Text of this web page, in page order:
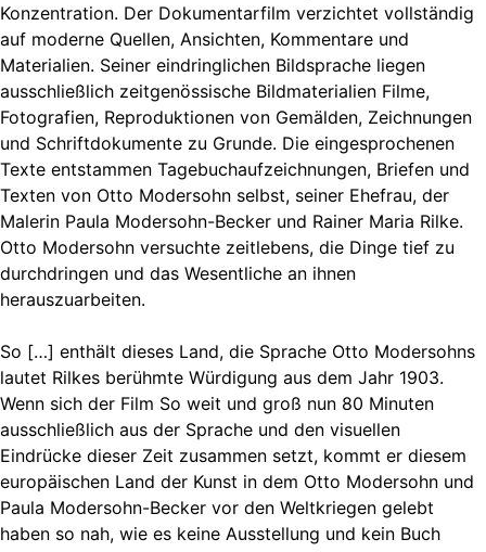
Konzentration. Der Dokumentarfilm verzichtet vollständig
auf moderne Quellen, Ansichten, Kommentare und
Materialien. Seiner eindringlichen Bildsprache liegen
ausschließlich zeitgenössische Bildmaterialien Filme,
Fotografien, Reproduktionen von Gemälden, Zeichnungen
und Schriftdokumente zu Grunde. Die eingesprochenen
Texte entstammen Tagebuchaufzeichnungen, Briefen und
Texten von Otto Modersohn selbst, seiner Ehefrau, der
Malerin Paula Modersohn-Becker und Rainer Maria Rilke.
Otto Modersohn versuchte zeitlebens, die Dinge tief zu
durchdringen und das Wesentliche an ihnen
herauszuarbeiten.
So […] enthält dieses Land, die Sprache Otto Modersohns
lautet Rilkes berühmte Würdigung aus dem Jahr 1903.
Wenn sich der Film So weit und groß nun 80 Minuten
ausschließlich aus der Sprache und den visuellen
Eindrücke dieser Zeit zusammen setzt, kommt er diesem
europäischen Land der Kunst in dem Otto Modersohn und
Paula Modersohn-Becker vor den Weltkriegen gelebt
haben so nah, wie es keine Ausstellung und kein Buch